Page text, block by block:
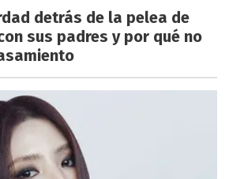
detrás de la pelea de
sus padres y por qué no